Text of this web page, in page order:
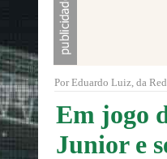
Por Eduardo Luiz, da
Em jogo
Junior e